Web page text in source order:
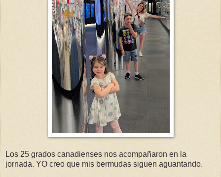
Los 25 grados canadienses nos acompañaron en la
jornada. YO creo que mis bermudas siguen aguantando.